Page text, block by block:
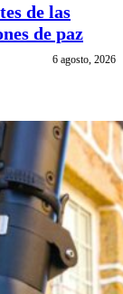
de las
de paz
6 agosto, 2026